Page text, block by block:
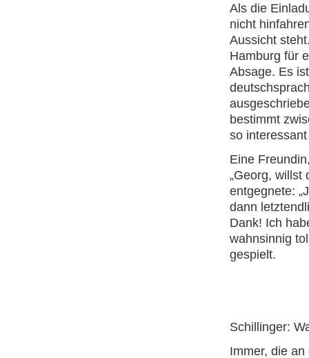
Als die
nicht
Aussicht
Hamburg für
Absage. Es
bestimmt
so
Eine
„Georg, willst
entgegnete:
dann
Dank! Ich
wahnsinnig
gespielt.
Schillinger:
Immer, die